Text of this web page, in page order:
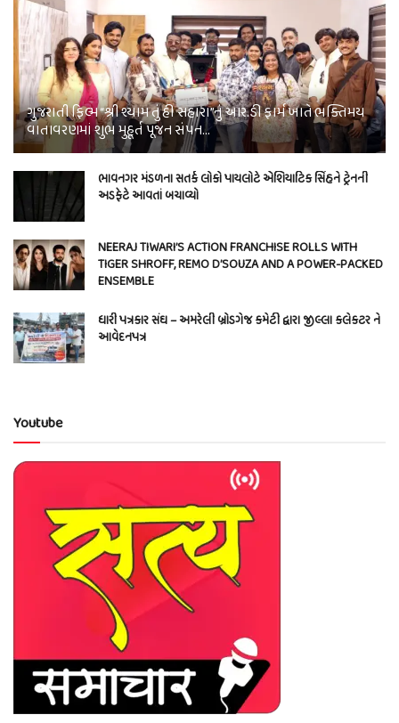
ગુજરાતી ફિલ્મ “શ્રી શ્યામ તું હી સહારા”નું આર.ડી ફાર્મ ખાતે ભક્તિમય
વાતાવરણમાં શુભ મુહૂર્ત પૂજન સંપન…
ભાવનગર મંડળના સતર્ક લોકો પાયલોટે એશિયાટિક સિંહને ટ્રેનની
અડફેટે આવતાં બચાવ્યો
NEERAJ TIWARI’S ACTION FRANCHISE ROLLS WITH
TIGER SHROFF, REMO D’SOUZA AND A POWER-PACKED
ENSEMBLE
ધારી પત્રકાર સંઘ – અમરેલી બ્રોડગેજ કમેટી દ્વારા જીલ્લા કલેકટર ને
આવેદનપત્ર
Youtube